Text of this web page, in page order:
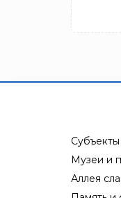
Субъекты
Музеи и
Аллея